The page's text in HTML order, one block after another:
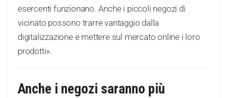
esercenti funzionano. Anche i piccoli negozi di
vicinato possono trarre vantaggio dalla
digitalizzazione e mettere sul mercato online i loro
prodotti».
Anche i negozi saranno più